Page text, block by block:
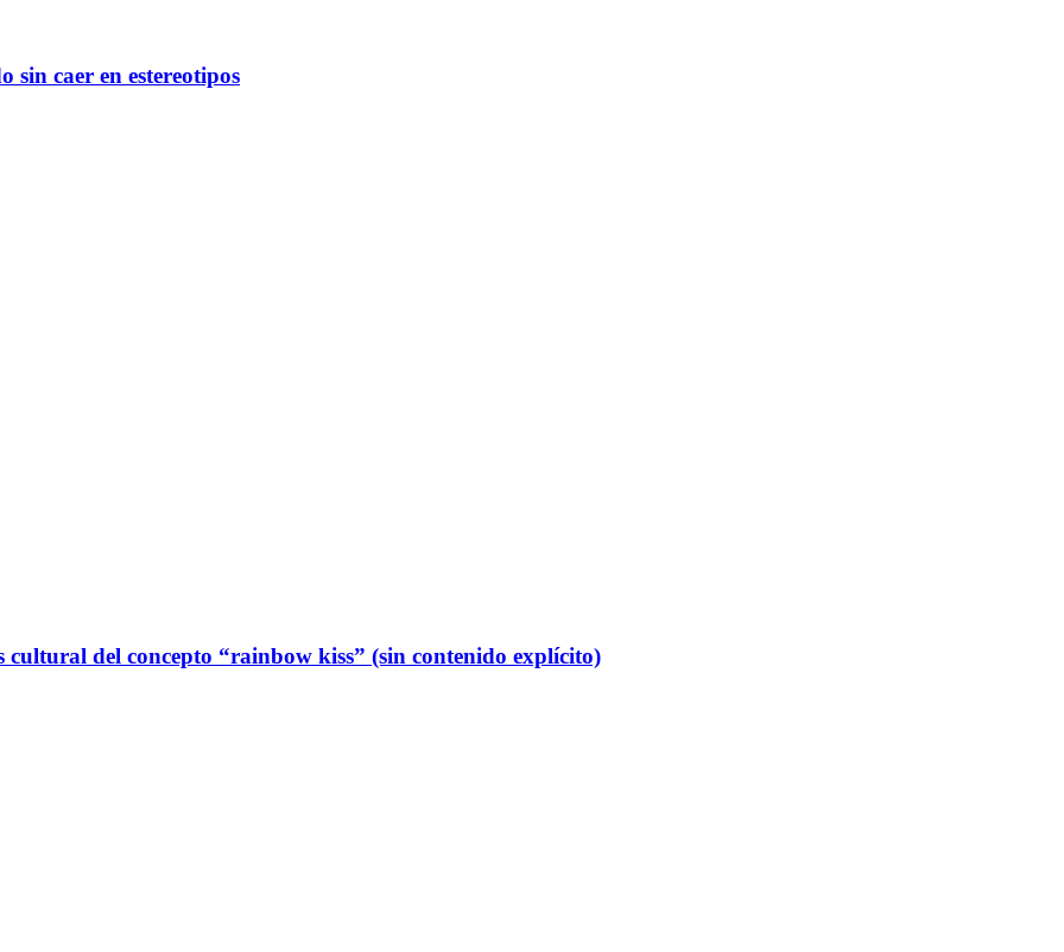
sin caer en estereotipos
del concepto “rainbow kiss” (sin contenido explícito)